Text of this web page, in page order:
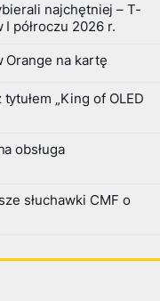
najchętniej – T-
półroczu 2026 r.
Orange na kartę
„King of OLED
obsługa
słuchawki CMF o